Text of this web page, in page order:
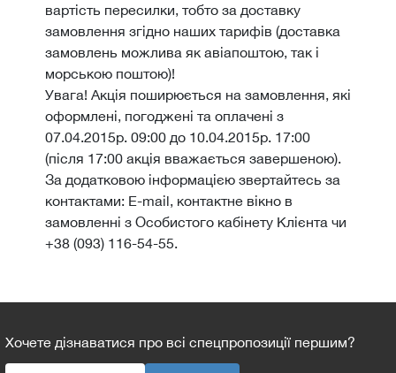
вартість пересилки, тобто за доставку
замовлення згідно наших тарифів (доставка
замовлень можлива як авіапоштою, так і
морською поштою)!
Увага! Акція поширюється на замовлення, які
оформлені, погоджені та оплачені з
07.04.2015р. 09:00 до 10.04.2015р. 17:00
(після 17:00 акція вважається завершеною).
За додатковою інформацією звертайтесь за
контактами: E-mail, контактне вікно в
замовленні з Особистого кабінету Клієнта чи
+38 (093) 116-54-55.
Хочете дізнаватися про всі спецпропозиції першим?